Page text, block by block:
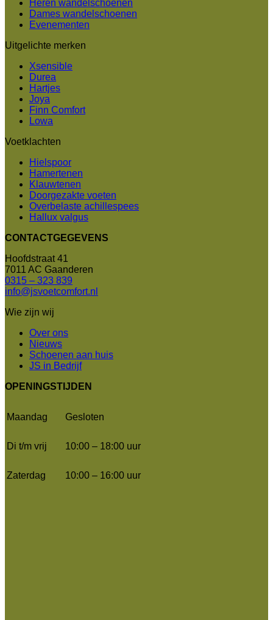
Heren wandelschoenen
Dames wandelschoenen
Evenementen
Uitgelichte merken
Xsensible
Durea
Hartjes
Joya
Finn Comfort
Lowa
Voetklachten
Hielspoor
Hamertenen
Klauwtenen
Doorgezakte voeten
Overbelaste achillespees
Hallux valgus
CONTACTGEGEVENS
Hoofdstraat 41
7011 AC Gaanderen
0315 – 323 839
info@jsvoetcomfort.nl
Wie zijn wij
Over ons
Nieuws
Schoenen aan huis
JS in Bedrijf
OPENINGSTIJDEN
Maandag Gesloten
Di t/m vrij 10:00 – 18:00 uur
Zaterdag 10:00 – 16:00 uur